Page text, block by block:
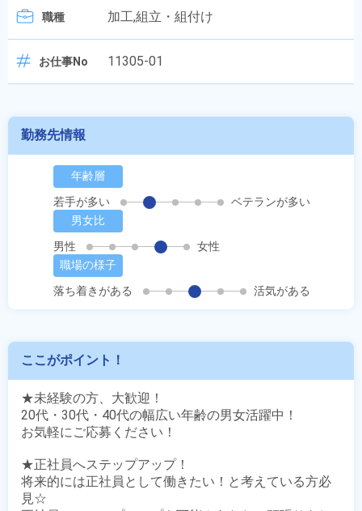
職種 加工,組立・組付け
お仕事No 11305-01
勤務先情報
年齢層
若手が多い
ベテランが多い
男女比
男性
女性
職場の様子
落ち着きがある
活気がある
ここがポイント！
★未経験の方、大歓迎！
20代・30代・40代の幅広い年齢の男女活躍中！
お気軽にご応募ください！
★正社員へステップアップ！
将来的には正社員として働きたい！と考えている方必
見☆